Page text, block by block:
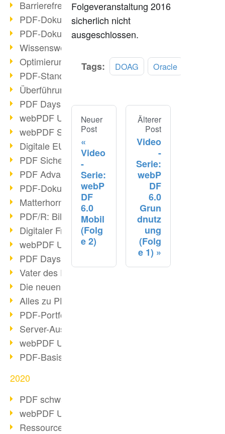
Barrierefreie PDF-Dokumente (2/3)
PDF-Dokumente mit OCR optimieren
PDF-Dokumente barrierefrei?
Wissenswertes über E-Signatur
Optimierung des PDF-Formats
PDF-Standards im Überblick
Überführung PDF/A in Archivsystem
PDF Days Europe 2021
webPDF Update 8.0.0.2282
webPDF Statistik-Auswertungen
Digitale EU COVID-Zertifikate
PDF Sicherheitseinstellungen
PDF Advanced Electronic Signature
PDF-Dokumente neu organisieren
Matterhorn Protokoll 1.1 verfügbar
PDF/R: Bildformat der Zukunft
Digitaler Freigabeprozess
webPDF Update 8.0.0.2255
PDF Days Europe 2021
Vater des PDF gestorben
Die neuen PDF Standards 2020
Alles zu PDF/A-4
PDF-Portfolio erstellen
Server-Auslastung Status-Seite
webPDF Update 8.0.0.2229
PDF-Basisdatenpflege mit webPDF
2020
PDF schwärzen & bereinigen
webPDF Update 8.0.0.2193
Ressourcen für Entwickler
Folgeveranstaltung 2016
sicherlich nicht
ausgeschlossen.
Tags: DOAG Oracle
Neuer
Post
Video
-
Serie:
webP
DF
6.0
Mobil
(Folg
e 2)
Älterer
Post
Video
-
Serie:
webP
DF
6.0
Grun
dnutz
ung
(Folg
e 1)